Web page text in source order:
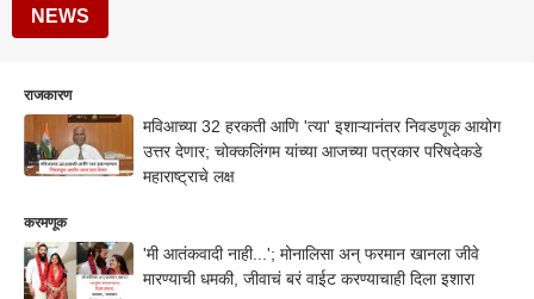
NEWS
राजकारण
मविआच्या 32 हरकती आणि 'त्या' इशाऱ्यानंतर निवडणूक आयोग
उत्तर देणार; चोक्कलिंगम यांच्या आजच्या पत्रकार परिषदेकडे
महाराष्ट्राचे लक्ष
करमणूक
'मी आतंकवादी नाही...'; मोनालिसा अन् फरमान खानला जीवे
मारण्याची धमकी, जीवाचं बरं वाईट करण्याचाही दिला इशारा